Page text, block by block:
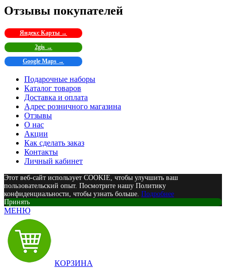
Отзывы покупателей
Яндекс Карты →
2gis →
Google Maps →
Подарочные наборы
Каталог товаров
Доставка и оплата
Адрес розничного магазина
Отзывы
О нас
Акции
Как сделать заказ
Контакты
Личный кабинет
Этот веб-сайт использует COOKIE, чтобы улучшить ваш
пользовательский опыт. Посмотрите нашу Политику
конфиденциальности, чтобы узнать больше. Подробнее
Принять
МЕНЮ
КОРЗИНА